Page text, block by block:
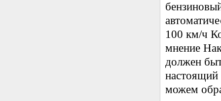
100 км/ч
мнение
должен
настоящий
можем